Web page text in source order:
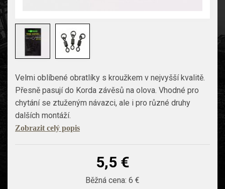
Velmi oblíbené obratlíky s kroužkem v nejvyšší kvalitě.
Přesně pasují do Korda závěsů na olova. Vhodné pro
chytání se ztuženým návazci, ale i pro různé druhy
dalších montáží.
Zobrazit celý popis
5,5 €
Běžná cena: 6 €